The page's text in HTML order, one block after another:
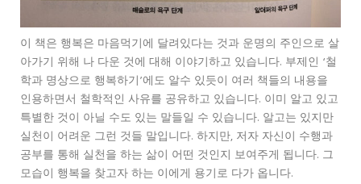
이 책은 행복은 마음먹기에 달려있다는 것과 운명의 주인으로 살
아가기 위해 나 다운 것에 대해 이야기하고 있습니다. 부제인 ‘철
학과 명상으로 행복하기’에도 알수 있듯이 여러 책들의 내용을
인용하면서 철학적인 사유를 공유하고 있습니다. 이미 알고 있고
특별한 것이 아닐 수도 있는 말들일 수 있습니다. 알고는 있지만
실천이 어려운 그런 것들 말입니다. 하지만, 저자 자신이 수행과
공부를 통해 실천을 하는 삶이 어떤 것인지 보여주게 됩니다. 그
모습이 행복을 찾고자 하는 이에게 용기로 다가 옵니다.